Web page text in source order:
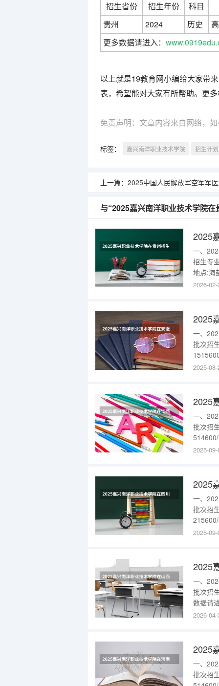
招生省份 招生年份
科目
贵州
2024 历史
更多数据请进入：
以上就是19教育网小编给大家带
表，希望能对大家有所帮助。更
免责声明：文章内容来自网络，
标签： 嘉兴南洋职业技术学院 招生计划
上一篇： 2025中国人民解放军空军军医大学在吉林招生
与“2025嘉兴南洋职业技术学院
2025
一、
招生专
地点:海
地点:海
2026-
2025
一、
批次招
进入：
2025-
2025
一、
批次招
科批数
2025-
2025
一、
批次招
嘉兴南
2025-
2025
一、
批次招
数据请
技术学
2026-
2025
一、
批次招